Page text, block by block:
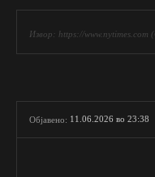
Извор: https://www.nytimes.com
Објавено: 11.06.2026 во 23:38